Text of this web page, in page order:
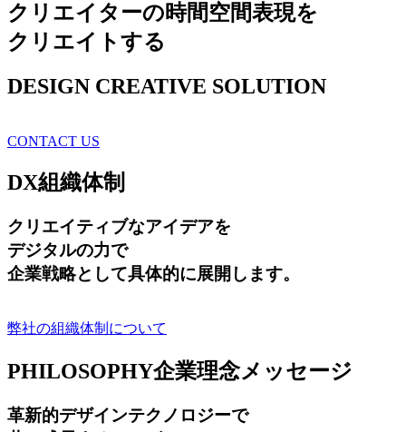
クリエイターの時間空間表現を
クリエイトする
DESIGN CREATIVE SOLUTION
CONTACT US
DX組織体制
クリエイティブなアイデアを
デジタルの力で
企業戦略として具体的に展開します。
弊社の組織体制について
PHILOSOPHY企業理念メッセージ
革新的デザインテクノロジーで